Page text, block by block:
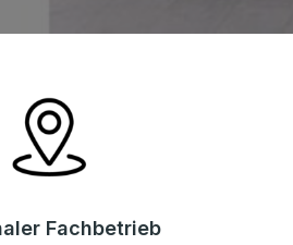
Fachbetrieb